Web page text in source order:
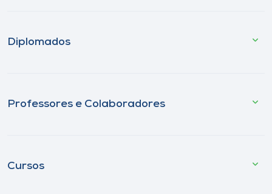
Diplomados
Professores e Colaboradores
Cursos